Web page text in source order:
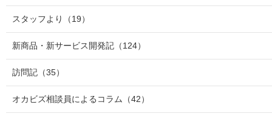
スタッフより （19）
新商品・新サービス開発記 （124）
訪問記 （35）
オカビズ相談員によるコラム （42）